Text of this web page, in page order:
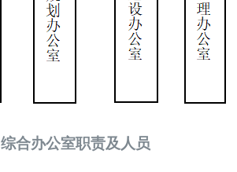
综合办公室职责及人员